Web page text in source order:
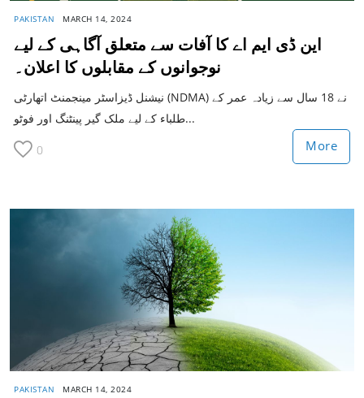
PAKISTAN MARCH 14, 2024
این ڈی ایم اے کا آفات سے متعلق آگاہی کے لیے
نوجوانوں کے مقابلوں کا اعلان۔
نیشنل ڈیزاسٹر مینجمنٹ اتھارٹی (NDMA) نے 18 سال سے زیادہ عمر کے
طلباء کے لیے ملک گیر پینٹنگ اور فوٹو...
0 More
PAKISTAN MARCH 14, 2024